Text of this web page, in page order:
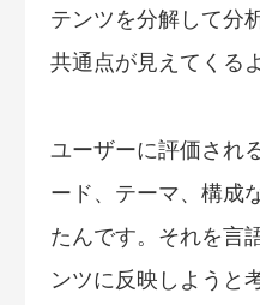
テンツを分解して分
共通点が見えてくる
ユーザーに評価され
ード、テーマ、構成
たんです。それを言
ンツに反映しようと